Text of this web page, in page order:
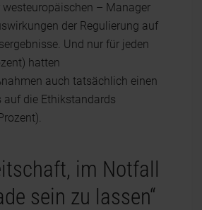
– Manager
der Regulierung auf
Und nur für jeden
hatten
auch tatsächlich einen
auf die Ethikstandards
im Notfall
sein zu lassen“